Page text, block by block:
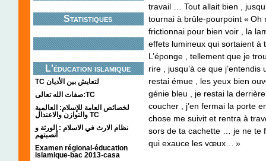
Statistiques
L'éducation islamique
TC لتعايش بين الأديان
صفات الله تعالى:TC
لخصائص العامة للإسلام: العالمية
والتوازن والاعتدال TC
نظام الارث في الاسلام : الورثة و
أنصبتهم
Examen régional-éducation
islamique-bac 2013-casa
travail … Tout allait bien ,
tournai à brûle-pourpoint « Oh
frictionnai pour bien voir , la
effets lumineux qui sortaient à
L’éponge , tellement que je
rire , jusqu’à ce que
restai émue , les yeux bien
génie bleu , je restai la
coucher , j’en fermai la porte
chose me suivit et rentra à
sors de ta cachette … je ne te
qui exauce les vœux… »